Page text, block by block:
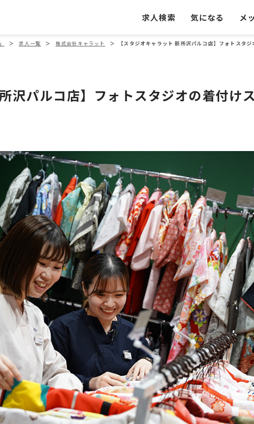
求人検索 気になる メ
＞ 求人一覧 ＞ 株式会社キャラット ＞ 【スタジオキャラット 新所沢パルコ店】フォトスタ
沢パルコ店】フォトスタジオの着付け